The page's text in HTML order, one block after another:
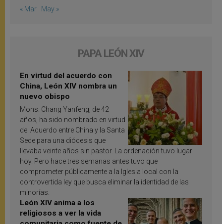
« Mar May »
PAPA LEÓN XIV
En virtud del acuerdo con
China, León XIV nombra un
nuevo obispo
Mons. Chang Yanfeng, de 42
años, ha sido nombrado en virtud
del Acuerdo entre China y la Santa
Sede para una diócesis que
llevaba veinte años sin pastor. La ordenación tuvo lugar
hoy. Pero hace tres semanas antes tuvo que
comprometer públicamente a la Iglesia local con la
controvertida ley que busca eliminar la identidad de las
minorías.
León XIV anima a los
religiosos a ver la vida